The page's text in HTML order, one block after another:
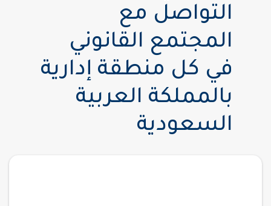
التواصل مع
المجتمع القانوني
في كل منطقة إدارية
بالمملكة العربية
السعودية